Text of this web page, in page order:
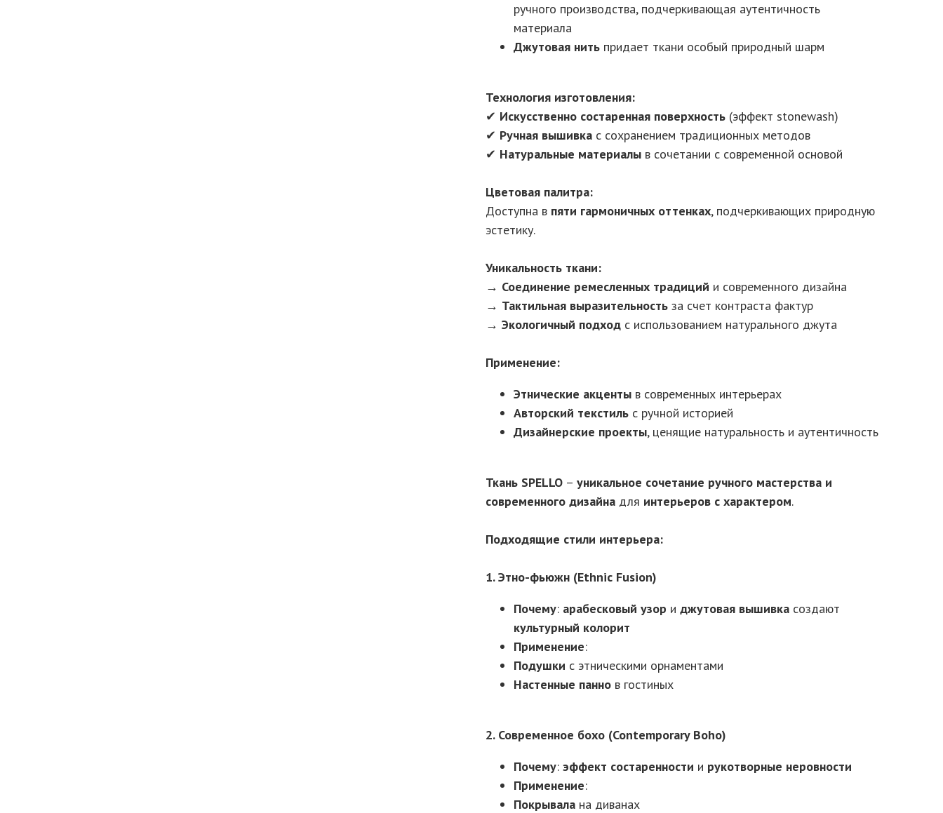
ручного производства, подчеркивающая аутентичность
материала
Джутовая нить придает ткани особый природный шарм
Технология изготовления:
✔ Искусственно состаренная поверхность (эффект stonewash)
✔ Ручная вышивка с сохранением традиционных методов
✔ Натуральные материалы в сочетании с современной основой
Цветовая палитра:
Доступна в пяти гармоничных оттенках, подчеркивающих природную
эстетику.
Уникальность ткани:
→ Соединение ремесленных традиций и современного дизайна
→ Тактильная выразительность за счет контраста фактур
→ Экологичный подход с использованием натурального джута
Применение:
Этнические акценты в современных интерьерах
Авторский текстиль с ручной историей
Дизайнерские проекты, ценящие натуральность и аутентичность
Ткань SPELLO – уникальное сочетание ручного мастерства и
современного дизайна для интерьеров с характером.
Подходящие стили интерьера:
1. Этно-фьюжн (Ethnic Fusion)
Почему: арабесковый узор и джутовая вышивка создают
культурный колорит
Применение:
Подушки с этническими орнаментами
Настенные панно в гостиных
2. Современное бохо (Contemporary Boho)
Почему: эффект состаренности и рукотворные неровности
Применение:
Покрывала на диванах